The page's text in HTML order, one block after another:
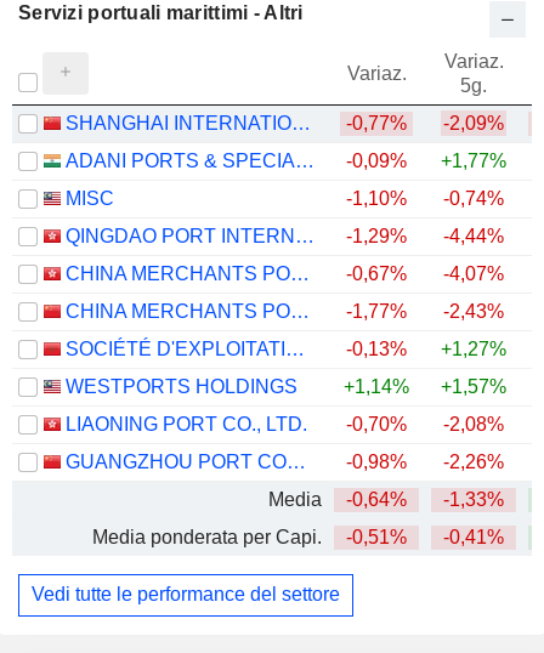
Servizi portuali marittimi - Altri
Variaz.
Variaz.
5g.
SHANGHAI INTERNATIONAL PORT (GROUP) CO., LTD. -0,77% -2,09%
ADANI PORTS & SPECIAL ECONOMIC ZONE LIMITED
-0,09% +1,77%
MISC
-1,10% -0,74%
QINGDAO PORT INTERNATIONAL CO., LTD.
-1,29% -4,44%
CHINA MERCHANTS PORT HOLDINGS COMPANY LIMITED
-0,67% -4,07%
CHINA MERCHANTS PORT GROUP CO., LTD.
-1,77% -2,43%
SOCIÉTÉ D'EXPLOITATION DES PORTS
-0,13% +1,27%
WESTPORTS HOLDINGS
+1,14% +1,57%
LIAONING PORT CO., LTD.
-0,70% -2,08%
GUANGZHOU PORT COMPANY LIMITED
-0,98% -2,26%
Media
-0,64% -1,33%
Media ponderata per Capi.
-0,51% -0,41%
Vedi tutte le performance del settore